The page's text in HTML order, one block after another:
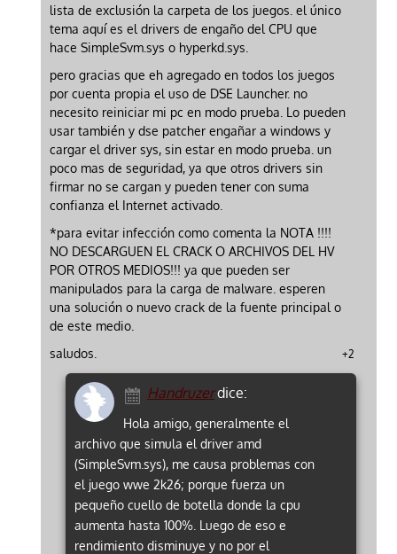
lista de exclusión la carpeta de los juegos. el único
tema aquí es el drivers de engaño del CPU que
hace SimpleSvm.sys o hyperkd.sys.
pero gracias que eh agregado en todos los juegos
por cuenta propia el uso de DSE Launcher. no
necesito reiniciar mi pc en modo prueba. Lo pueden
usar también y dse patcher engañar a windows y
cargar el driver sys, sin estar en modo prueba. un
poco mas de seguridad, ya que otros drivers sin
firmar no se cargan y pueden tener con suma
confianza el Internet activado.
*para evitar infección como comenta la NOTA !!!!
NO DESCARGUEN EL CRACK O ARCHIVOS DEL HV
POR OTROS MEDIOS!!! ya que pueden ser
manipulados para la carga de malware. esperen
una solución o nuevo crack de la fuente principal o
de este medio.
saludos.
+2
Handruzerdice:
Hola amigo, generalmente el
archivo que simula el driver amd
(SimpleSvm.sys), me causa problemas con
el juego wwe 2k26; porque fuerza un
pequeño cuello de botella donde la cpu
aumenta hasta 100%. Luego de eso e
rendimiento disminuye y no por el